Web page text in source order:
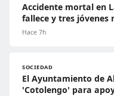
Accidente mortal en
fallece y tres jóvenes
Hace 7h
SOCIEDAD
El Ayuntamiento de
'Cotolengo' para